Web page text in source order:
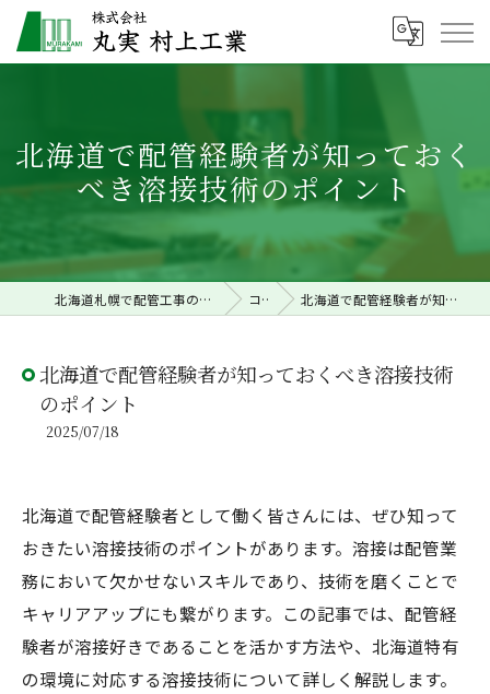
北海道で配管経験者が知っておく
べき溶接技術のポイント
北海道札幌で配管工事の求人なら株式会社丸実村上工業 コラム 北海道で配管経験者が知っておくべき溶接技術のポイント
北海道で配管経験者が知っておくべき溶接技術
のポイント
2025/07/18
北海道で配管経験者として働く皆さんには、ぜひ知って
おきたい溶接技術のポイントがあります。溶接は配管業
務において欠かせないスキルであり、技術を磨くことで
キャリアアップにも繋がります。この記事では、配管経
験者が溶接好きであることを活かす方法や、北海道特有
の環境に対応する溶接技術について詳しく解説します。